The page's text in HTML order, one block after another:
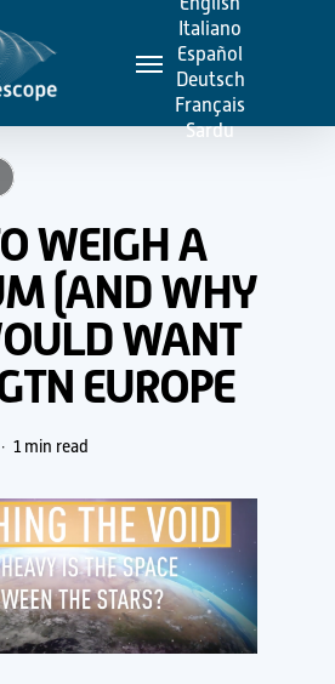
Menu
Italiano
Español
Deutsch
Français
Sardu
WEIGH A
(AND WHY
WANT
EUROPE
1 min read